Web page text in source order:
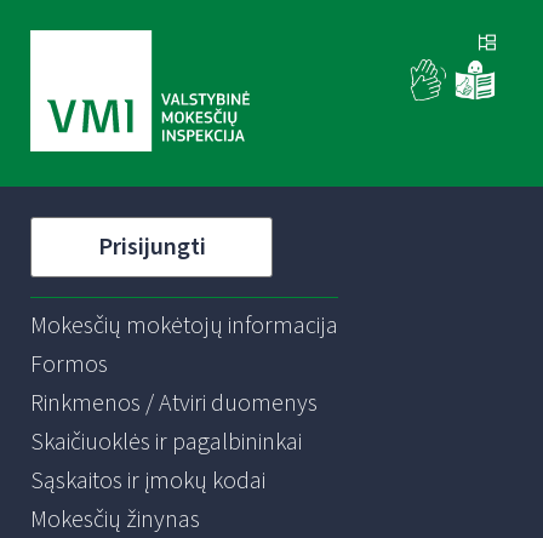
Prisijungti
Mokesčių mokėtojų informacija
Formos
Rinkmenos / Atviri duomenys
Skaičiuoklės ir pagalbininkai
Sąskaitos ir įmokų kodai
Mokesčių žinynas